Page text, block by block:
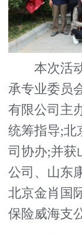
本次活动
承专业委员
有限公司主
统筹指导;北
司协办;并获
公司、山东
北京金肖国
保险威海支